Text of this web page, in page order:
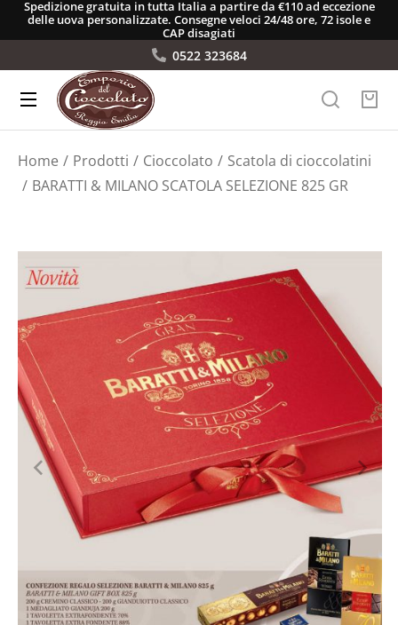
Spedizione gratuita in tutta Italia a partire da €110 ad eccezione
delle uova personalizzate. Consegne veloci 24/48 ore, 72 isole e
CAP disagiati
0522 323684
Tu sei qui:
Home Prodotti Cioccolato
Scatola di cioccolatini
BARATTI & MILANO SCATOLA SELEZIONE 825 GR